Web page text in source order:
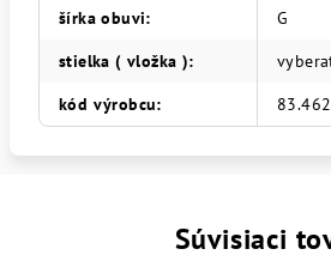
šírka obuvi:
G
stielka ( vložka ):
kód výrobcu:
Súvisiaci